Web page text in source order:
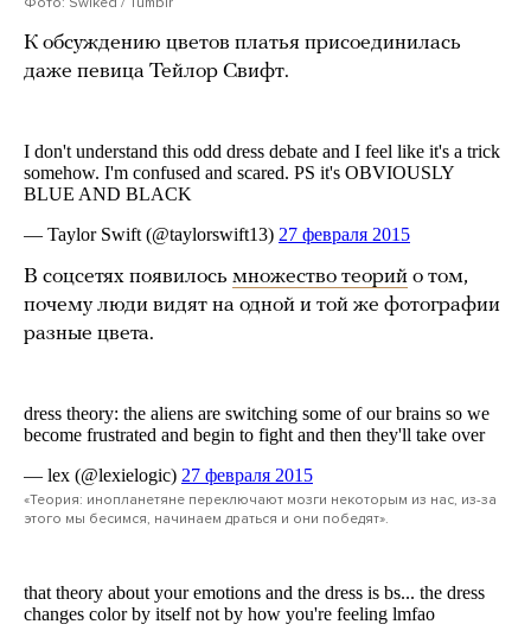
К обсуждению цветов платья присоединилась
даже певица Тейлор Свифт.
В соцсетях появилось множество теорий о том,
почему люди видят на одной и той же фотографии
разные цвета.
«Теория: инопланетяне переключают мозги некоторым из нас, из-за
этого мы бесимся, начинаем драться и они победят».